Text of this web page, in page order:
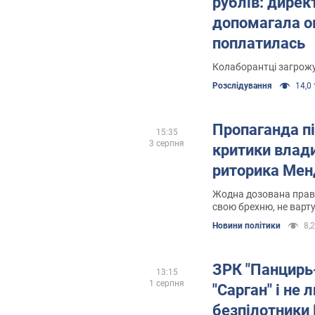
допомагала
поплатилась
Колаборантці
Розслідування 14,0
Пропаганда
критики
риторика
Жодна дозована
свою брехню, не
просували як борця
авторитаризмом
Новини політики
15:35
3 серпня
ЗРК
"Сарган" і не
13:15
1 серпня